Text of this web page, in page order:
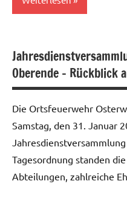
Oberende – Rückblick
Die Ortsfeuerwehr
Samstag, den 31. Januar
Tagesordnung standen
Abteilungen, zahlreiche